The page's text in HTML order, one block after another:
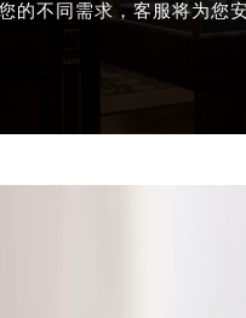
的不同需求，客服将为您